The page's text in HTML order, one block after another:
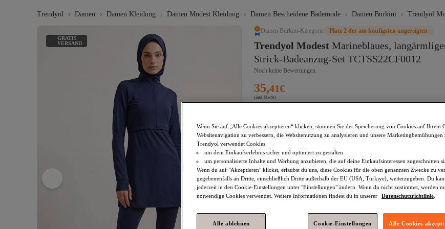
Trendyol Damen Damen Kleidung Damen Modest Kleidung Damen Bescheidene Bademode Damen Burkini Trendyol
GRATIS
VERSAND
Damen Burkini-Kategorie Platz 2 der am häufigsten angezeigten
Trendyol Modest Marineblaues,
Strick-Badeanzug-Set TCTSS22CF0012
Noch keine Bewertungen.
35,41€
(inkl. MwSt)
Größe: 34
34
36 38 40 42 44
In den Warenkorb
Wenn Sie auf „Alle Cookies akzeptieren“ klicken, stimmen Sie der Speicherung von Cookies auf Ihrem
Websitenavigation zu verbessern, die Websitenutzung zu analysieren und unsere Marketingbemühungen
Trendyol verwendet Cookies:
um dein Einkaufserlebnis sicher und optimiert zu gestalten.
um personalisierte Inhalte und Werbung anzubieten, die auf deine Einkaufsinteressen zugeschnitten
Wenn du auf "Akzeptieren" klickst, erlaubst du uns, diese Cookies für die oben genannten Zwecke zu
gegebenenfalls an Dritte, einschließlich Dritte außerhalb der EU (USA, Türkiye), weiterzugeben. Du
jederzeit in den Cookie-Einstellungen unter "Einstellungen" ändern. Wenn du nicht zustimmst, werden
notwendige Cookies verwendet. Weitere Informationen findest du in unserer
Datenschutzrichtlinie
Alle ablehnen Cookie-Einstellungen Alle Cookies